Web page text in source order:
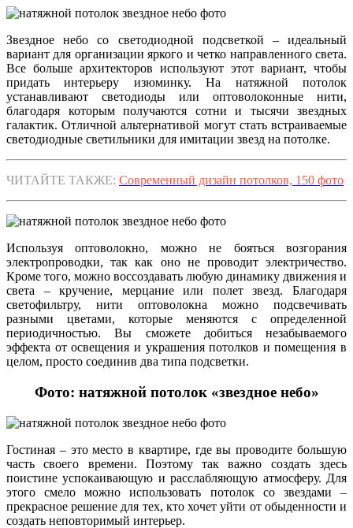
Звездное небо со светодиодной подсветкой – идеальный
вариант для организации яркого и четко направленного света.
Все больше архитекторов используют этот вариант, чтобы
придать интерьеру изюминку. На натяжной потолок
устанавливают светодиоды или оптоволоконные нити,
благодаря которым получаются сотни и тысячи звездных
галактик. Отличной альтернативой могут стать встраиваемые
светодиодные светильники для имитации звезд на потолке.
ЧИТАЙТЕ ТАКЖЕ: Современный дизайн потолков, 150 фото
Используя оптоволокно, можно не бояться возгорания
электропроводки, так как оно не проводит электричество.
Кроме того, можно воссоздавать любую динамику движения и
света – кручение, мерцание или полет звезд. Благодаря
светофильтру, нити оптоволокна можно подсвечивать
разными цветами, которые меняются с определенной
периодичностью. Вы сможете добиться незабываемого
эффекта от освещения и украшения потолков и помещения в
целом, просто соединив два типа подсветки.
Фото: натяжной потолок «звездное небо»
Гостиная – это место в квартире, где вы проводите большую
часть своего времени. Поэтому так важно создать здесь
поистине успокаивающую и расслабляющую атмосферу. Для
этого смело можно использовать потолок со звездами –
прекрасное решение для тех, кто хочет уйти от обыденности и
создать неповторимый интерьер.